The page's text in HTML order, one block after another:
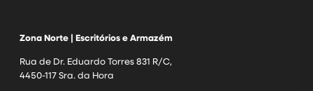
Zona Norte | Escritórios e Armazém
Rua de Dr. Eduardo Torres 831 R/C,
4450-117 Sra. da Hora